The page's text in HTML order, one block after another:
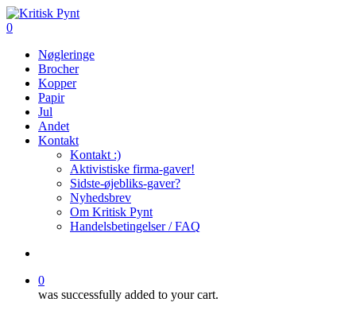
Skip
to
content
search
0
Nøgleringe
Brocher
Kopper
Papir
Jul
Andet
Kontakt
Kontakt :)
Aktivistiske firma-gaver!
Sidste-øjebliks-gaver?
Nyhedsbrev
Om Kritisk Pynt
Handelsbetingelser / FAQ
0
was successfully added to your cart.